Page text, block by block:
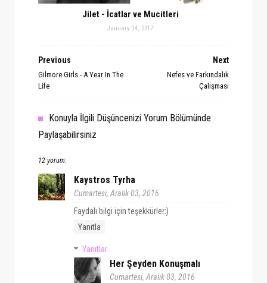
Jilet - İcatlar ve Mucitleri
January 14, 2017
Next
Nefes ve Farkındalık
Çalışması
Previous
Gilmore Girls - A Year In The
Life
Konuyla İlgili Düşüncenizi Yorum Bölümünde
Paylaşabilirsiniz
12 yorum:
Kaystros Tyrha
Cumartesi, Aralık 03, 2016
Faydalı bilgi için teşekkürler:)
Yanıtla
Yanıtlar
Her Şeyden Konuşmalı
Cumartesi, Aralık 03, 2016